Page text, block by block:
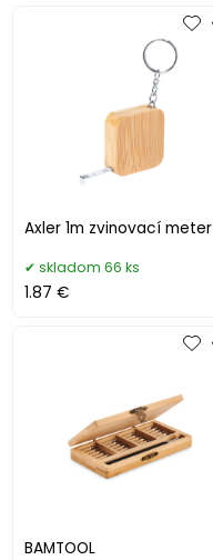
Axler 1m zvinovací meter
skladom 66 ks
1.87 €
BAMTOOL